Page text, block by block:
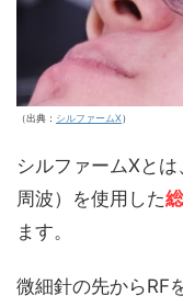
（出典： シルファームX）
シルファームXと
周波）を使用した
ます。
微細針の先からRF